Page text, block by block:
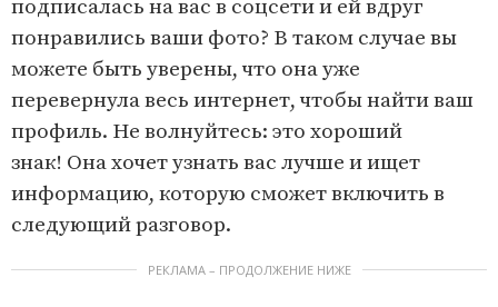
подписалась на вас в соцсети и ей вдруг
понравились ваши фото? В таком случае вы
можете быть уверены, что она уже
перевернула весь интернет, чтобы найти ваш
профиль. Не волнуйтесь: это хороший
знак! Она хочет узнать вас лучше и ищет
информацию, которую сможет включить в
следующий разговор.
РЕКЛАМА – ПРОДОЛЖЕНИЕ НИЖЕ